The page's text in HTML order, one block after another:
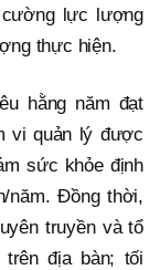
lực lượng
thực hiện.
hằng năm đạt
vi quản lý được
sức khỏe định
năm. Đồng thời,
truyền và tổ
địa bàn; tối